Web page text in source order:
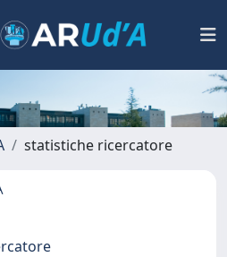
statistiche ricercatore